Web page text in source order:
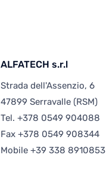
ALFATECH s.r.l
Strada dell'Assenzio, 6
47899 Serravalle (RSM)
Tel.+378 0549 904088
Fax +378 0549 908344
Mobile+39 338 8910853